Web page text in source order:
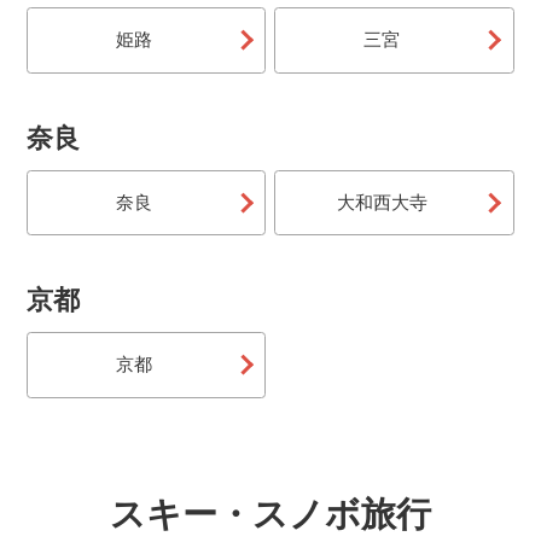
姫路 三宮
奈良
奈良 大和西大寺
京都
京都
スキー・スノボ旅行